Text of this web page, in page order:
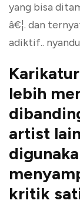
yang bisa
â€¦. dan
adiktif..
lebih
artist
kritik